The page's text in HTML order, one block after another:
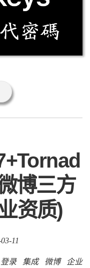
博三方
资质)
11
登录 集成 微博
企业